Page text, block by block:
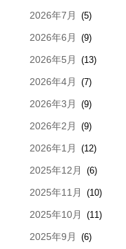
2026年7月 (5)
2026年6月 (9)
2026年5月 (13)
2026年4月 (7)
2026年3月 (9)
2026年2月 (9)
2026年1月 (12)
2025年12月 (6)
2025年11月 (10)
2025年10月 (11)
2025年9月 (6)